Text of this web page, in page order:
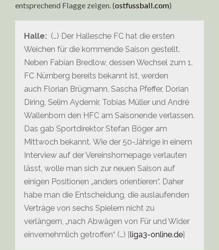
entsprechend Flagge zeigen. (ostfussball.com)
Halle: (…) Der Hallesche FC hat die ersten
Weichen für die kommende Saison gestellt.
Neben Fabian Bredlow, dessen Wechsel zum 1.
FC Nürnberg bereits bekannt ist, werden
auch Florian Brügmann, Sascha Pfeffer, Dorian
Diring, Selim Aydemir, Tobias Müller und André
Wallenborn den HFC am Saisonende verlassen.
Das gab Sportdirektor Stefan Böger am
Mittwoch bekannt. Wie der 50-Jährige in einem
Interview auf der Vereinshomepage verlauten
lässt, wolle man sich zur neuen Saison auf
einigen Positionen „anders orientieren“. Daher
habe man die Entscheidung, die auslaufenden
Verträge von sechs Spielern nicht zu
verlängern, „nach Abwägen von Für und Wider
einvernehmlich getroffen“ (…) [liga3-online.de]